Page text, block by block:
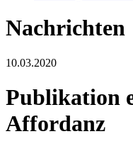
Nachrichten
10.03.2020
Publikation
Affordanz